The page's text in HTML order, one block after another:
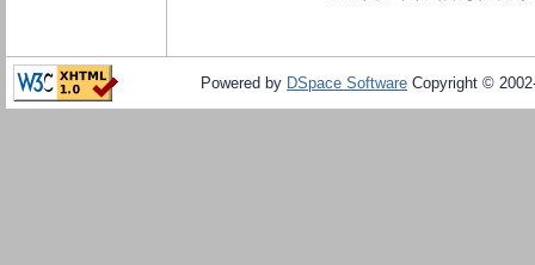
Powered by DSpace Software Copyright ©